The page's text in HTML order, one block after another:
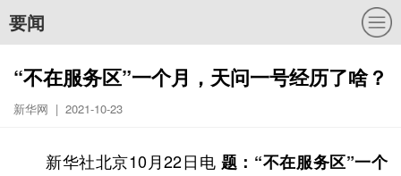
要闻
“不在服务区”一个月，天问一号经历了啥？
新华网 | 2021-10-23
新华社北京10月22日电 题：“不在服务区”一个